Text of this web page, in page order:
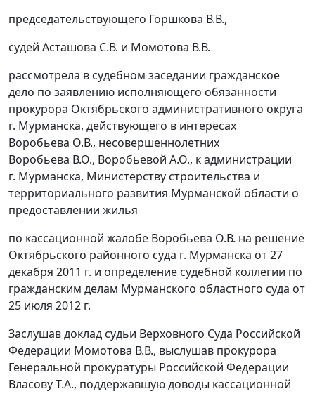
председательствующего Горшкова В.В.,
судей Асташова С.В. и Момотова В.В.
рассмотрела в судебном заседании гражданское
дело по заявлению исполняющего обязанности
прокурора Октябрьского административного округа
г. Мурманска, действующего в интересах
Воробьева О.В., несовершеннолетних
Воробьева В.О., Воробьевой А.О., к администрации
г. Мурманска, Министерству строительства и
территориального развития Мурманской области о
предоставлении жилья
по кассационной жалобе Воробьева О.В. на решение
Октябрьского районного суда г. Мурманска от 27
декабря 2011 г. и определение судебной коллегии по
гражданским делам Мурманского областного суда от
25 июля 2012 г.
Заслушав доклад судьи Верховного Суда Российской
Федерации Момотова В.В., выслушав прокурора
Генеральной прокуратуры Российской Федерации
Власову Т.А., поддержавшую доводы кассационной